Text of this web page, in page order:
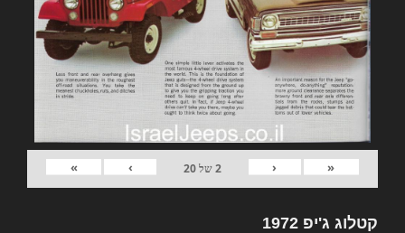
«
‹
2של20
›
»
קטלוג ג'יפ 1972